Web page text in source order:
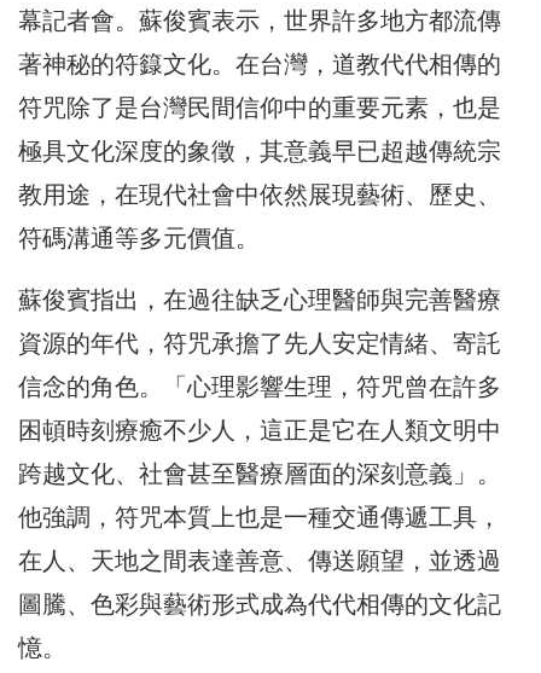
幕記者會。蘇俊賓表示，世界許多地方都流傳
著神秘的符籙文化。在台灣，道教代代相傳的
符咒除了是台灣民間信仰中的重要元素，也是
極具文化深度的象徵，其意義早已超越傳統宗
教用途，在現代社會中依然展現藝術、歷史、
符碼溝通等多元價值。
蘇俊賓指出，在過往缺乏心理醫師與完善醫療
資源的年代，符咒承擔了先人安定情緒、寄託
信念的角色。「心理影響生理，符咒曾在許多
困頓時刻療癒不少人，這正是它在人類文明中
跨越文化、社會甚至醫療層面的深刻意義」。
他強調，符咒本質上也是一種交通傳遞工具，
在人、天地之間表達善意、傳送願望，並透過
圖騰、色彩與藝術形式成為代代相傳的文化記
憶。